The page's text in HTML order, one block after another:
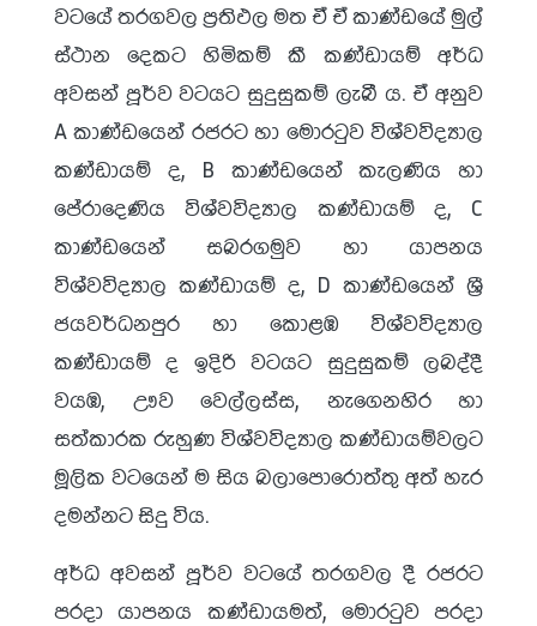
වටයේ තරගවල ප්‍රතිඵල මත ඒ ඒ කාණ්ඩයේ මුල්
ස්ථාන දෙකට හිමිකම් කී කණ්ඩායම් අර්ධ
අවසන් පූර්ව වටයට සුදුසුකම් ලැබී ය. ඒ අනුව
A කාණ්ඩයෙන් රජරට හා මොරටුව විශ්වවිද්‍යාල
කණ්ඩායම් ද, B කාණ්ඩයෙන් කැලණිය හා
පේරාදෙණිය විශ්වවිද්‍යාල කණ්ඩායම් ද, C
කාණ්ඩයෙන් සබරගමුව හා යාපනය
විශ්වවිද්‍යාල කණ්ඩායම් ද, D කාණ්ඩයෙන් ශ්‍රී
ජයවර්ධනපුර හා කොළඹ විශ්වවිද්‍යාල
කණ්ඩායම් ද ඉදිරි වටයට සුදුසුකම් ලබද්දී
වයඹ, ඌව වෙල්ලස්ස, නැගෙනහිර හා
සත්කාරක රුහුණ විශ්වවිද්‍යාල කණ්ඩායම්වලට
මූලික වටයෙන් ම සිය බලාපොරොත්තු අත් හැර
දමන්නට සිදු විය.
අර්ධ අවසන් පූර්ව වටයේ තරගවල දී රජරට
පරදා යාපනය කණ්ඩායමත්, මොරටුව පරදා